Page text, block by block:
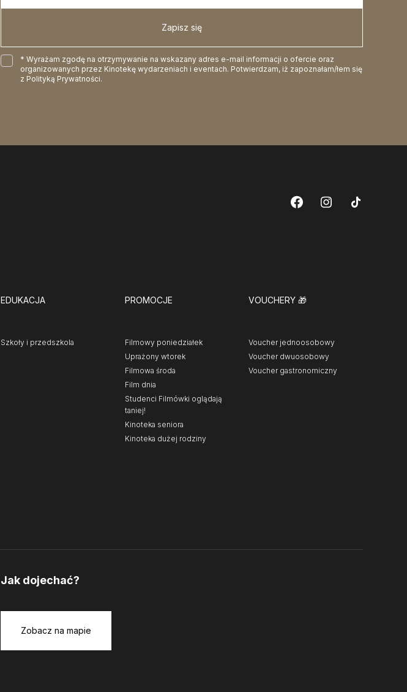
Zapisz się
* Wyrażam zgodę na otrzymywanie na wskazany adres e-mail informacji o ofercie oraz
organizowanych przez Kinotekę wydarzeniach i eventach. Potwierdzam, iż zapoznałam/łem się
z Polityką Prywatności.
EDUKACJA
Szkoły i przedszkola
PROMOCJE
Filmowy poniedziałek
Uprażony wtorek
Filmowa środa
Film dnia
Studenci Filmówki oglądają
taniej!
Kinoteka seniora
Kinoteka dużej rodziny
VOUCHERY 🎁
Voucher jednoosobowy
Voucher dwuosobowy
Voucher gastronomiczny
Jak dojechać?
Zobacz na mapie